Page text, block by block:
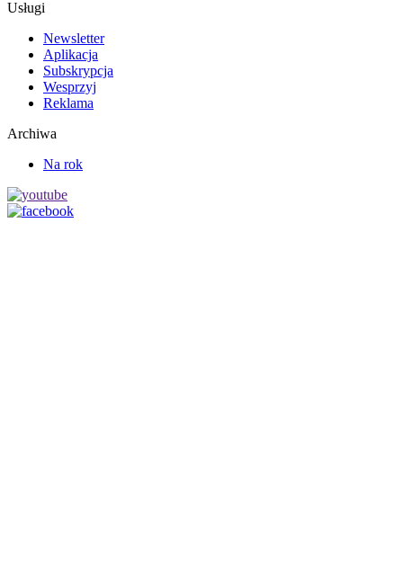
Usługi
Newsletter
Aplikacja
Subskrypcja
Wesprzyj
Reklama
Archiwa
Na rok